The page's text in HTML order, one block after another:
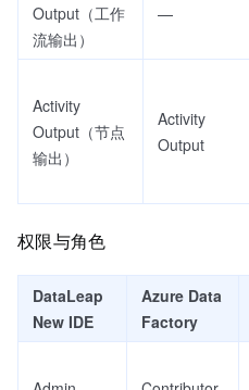
Output（工作
流输出）
—
Activity
Output（节点
输出）
Activity
Output
权限与角色
DataLeap
New IDE
Azure Data
Factory